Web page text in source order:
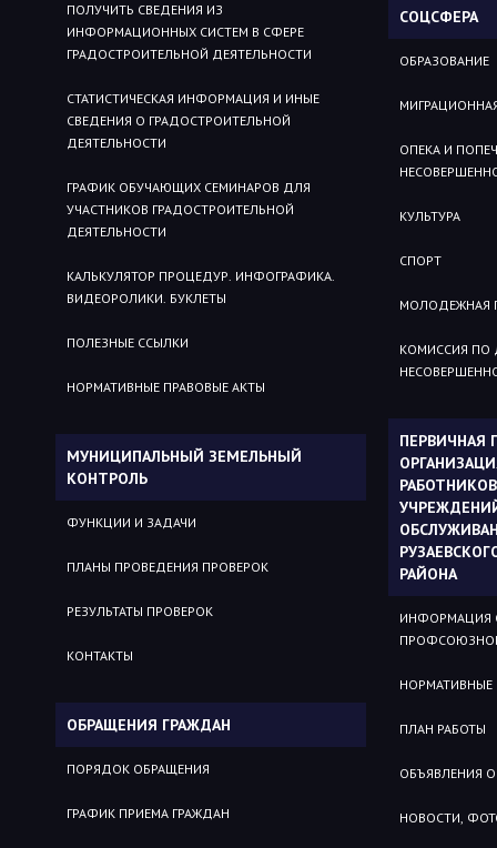
ПОЛУЧИТЬ СВЕДЕНИЯ ИЗ
ИНФОРМАЦИОННЫХ СИСТЕМ В СФЕРЕ
ГРАДОСТРОИТЕЛЬНОЙ ДЕЯТЕЛЬНОСТИ
СТАТИСТИЧЕСКАЯ ИНФОРМАЦИЯ И ИНЫЕ
СВЕДЕНИЯ О ГРАДОСТРОИТЕЛЬНОЙ
ДЕЯТЕЛЬНОСТИ
ГРАФИК ОБУЧАЮЩИХ СЕМИНАРОВ ДЛЯ
УЧАСТНИКОВ ГРАДОСТРОИТЕЛЬНОЙ
ДЕЯТЕЛЬНОСТИ
КАЛЬКУЛЯТОР ПРОЦЕДУР. ИНФОГРАФИКА.
ВИДЕОРОЛИКИ. БУКЛЕТЫ
ПОЛЕЗНЫЕ ССЫЛКИ
НОРМАТИВНЫЕ ПРАВОВЫЕ АКТЫ
МУНИЦИПАЛЬНЫЙ ЗЕМЕЛЬНЫЙ
КОНТРОЛЬ
ФУНКЦИИ И ЗАДАЧИ
ПЛАНЫ ПРОВЕДЕНИЯ ПРОВЕРОК
РЕЗУЛЬТАТЫ ПРОВЕРОК
КОНТАКТЫ
ОБРАЩЕНИЯ ГРАЖДАН
ПОРЯДОК ОБРАЩЕНИЯ
ГРАФИК ПРИЕМА ГРАЖДАН
СОЦСФЕРА
ОБРАЗОВАНИЕ
ОПЕКА И
КУЛЬТУРА
СПОРТ
МОЛОДЕЖНАЯ
КОМИССИЯ ПО
ПЕРВИЧНАЯ
РАЙОНА
ИНФОРМАЦИЯ
ПЛАН РАБОТЫ
ОБЪЯВЛЕНИЯ
НОВОСТИ,